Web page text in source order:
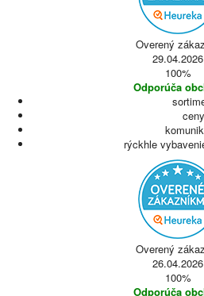
Overený
29.04.2026
100%
Odporúča
ceny
rýckhle
Overený
26.04.2026
100%
Odporúča